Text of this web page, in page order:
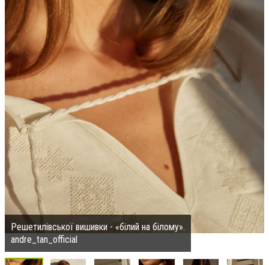
Решетилівської вишивки - «білий на білому».
andre_tan_official